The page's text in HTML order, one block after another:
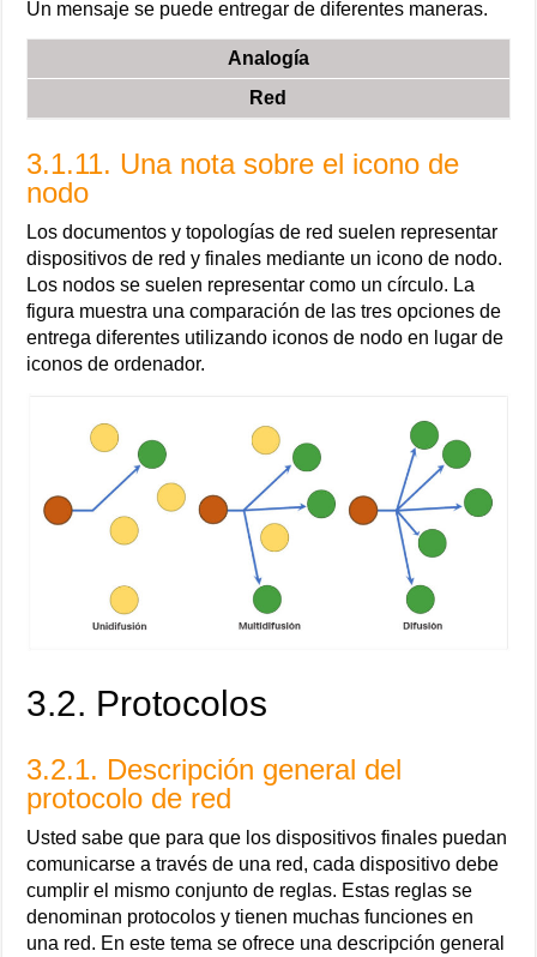
Un mensaje se puede entregar de diferentes maneras.
Analogía
Red
3.1.11. Una nota sobre el icono de
nodo
Los documentos y topologías de red suelen representar
dispositivos de red y finales mediante un icono de nodo.
Los nodos se suelen representar como un círculo. La
figura muestra una comparación de las tres opciones de
entrega diferentes utilizando iconos de nodo en lugar de
iconos de ordenador.
3.2. Protocolos
3.2.1. Descripción general del
protocolo de red
Usted sabe que para que los dispositivos finales puedan
comunicarse a través de una red, cada dispositivo debe
cumplir el mismo conjunto de reglas. Estas reglas se
denominan protocolos y tienen muchas funciones en
una red. En este tema se ofrece una descripción general